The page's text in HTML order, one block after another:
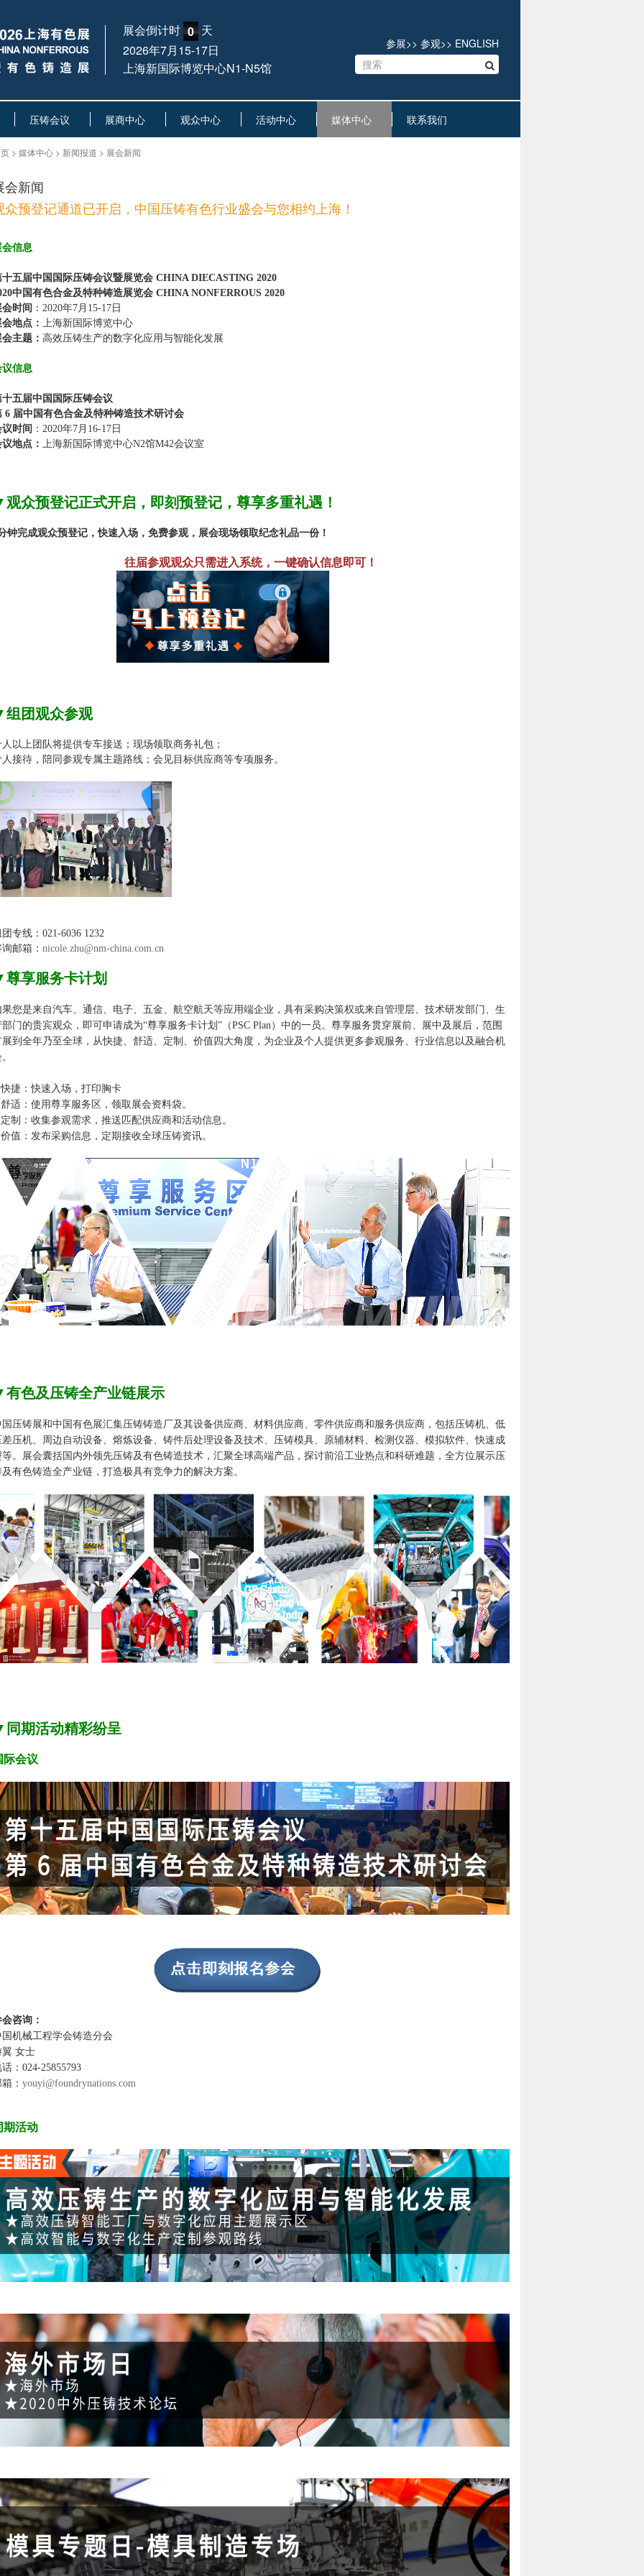
展会倒计时 0 天
2026年7月15-17日
上海新国际博览中心N1-N5馆
参展>> 参观>> ENGLISH
压铸会议 展商中心 观众中心 活动中心 媒体中心 联系我们
> 媒体中心 > 新闻报道 > 展会新闻
会新闻
众预登记通道已开启，中国压铸有色行业盛会与您相约上海！
会信息
十五届中国国际压铸会议暨展览会 CHINA DIECASTING 2020
中国有色合金及特种铸造展览会 CHINA NONFERROUS 2020
会时间 ：2020年7月15-17日
地点： 上海新国际博览中心
主题： 高效压铸生产的数字化应用与智能化发展
议信息
十五届中国国际压铸会议
6 届中国有色合金及特种铸造技术研讨会
议时间 ：2020年7月16-17日
地点： 上海新国际博览中心N2馆M42会议室
观众预登记正式开启，即刻预登记，尊享多重礼遇！
钟完成观众预登记，快速入场，免费参观，展会现场领取纪念礼品一份！
往届参观观众只需进入系统，一键确认信息即可！
组团观众参观
人以上团队将提供专车接送；现场领取商务礼包；
人接待，陪同参观专属主题路线；会见目标供应商等专项服务。
专线：021-6036 1232
邮箱： nicole.zhu@nm-china.com.cn
尊享服务卡计划
果您是来自汽车、通信、电子、五金、航空航天等应用端企业，具有采购决策权或来自管理层、技术研发部门、生
部门的贵宾观众，即可申请成为“尊享服务卡计划”（PSC Plan）中的一员。尊享服务贯穿展前、展中及展后，范围
展到全年乃至全球，从快捷、舒适、定制、价值四大角度，为企业及个人提供更多参观服务、行业信息以及融合机
捷：快速入场，打印胸卡
适：使用尊享服务区，领取展会资料袋。
制：收集参观需求，推送匹配供应商和活动信息。
值：发布采购信息，定期接收全球压铸资讯。
有色及压铸全产业链展示
国压铸展和中国有色展汇集压铸铸造厂及其设备供应商、材料供应商、零件供应商和服务供应商，包括压铸机、低
差压机、周边自动设备、熔炼设备、铸件后处理设备及技术、压铸模具、原辅材料、检测仪器、模拟软件、快速成
等。展会囊括国内外领先压铸及有色铸造技术，汇聚全球高端产品，探讨前沿工业热点和科研难题，全方位展示压
及有色铸造全产业链，打造极具有竞争力的解决方案。
同期活动精彩纷呈
际会议
咨询：
国机械工程学会铸造分会
翼 女士
：024-25855793
： youyi@foundrynations.com
期活动